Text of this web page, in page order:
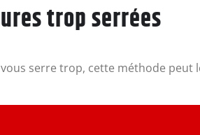
trop serrées
serre trop, cette méthode